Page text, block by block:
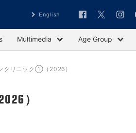
English
Multimedia Age Group
クリニック①（2026）
）